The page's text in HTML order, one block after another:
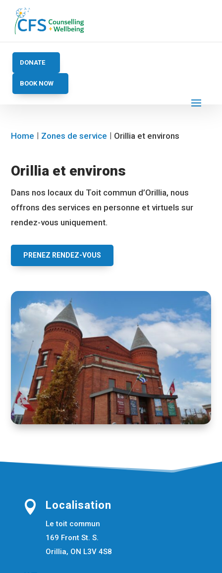
DONATE
BOOK NOW
Orillia et environs
Dans nos locaux du Toit commun d’Orillia, nous
offrons des services en personne et virtuels sur
rendez-vous uniquement.
PRENEZ RENDEZ-VOUS
Home Zones de service Orillia et environs
 Localisation
Le toit commun
169 Front St. S.
Orillia, ON L3V 4S8